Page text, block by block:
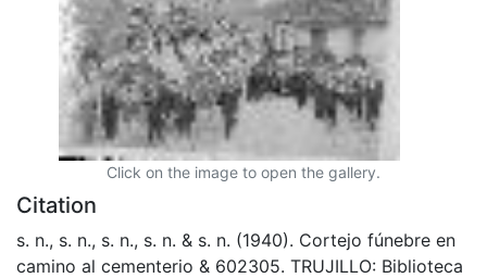
Click on the image to open the gallery.
Citation
s. n., s. n., s. n., s. n. & s. n. (1940). Cortejo fúnebre en
camino al cementerio & 602305. TRUJILLO: Biblioteca